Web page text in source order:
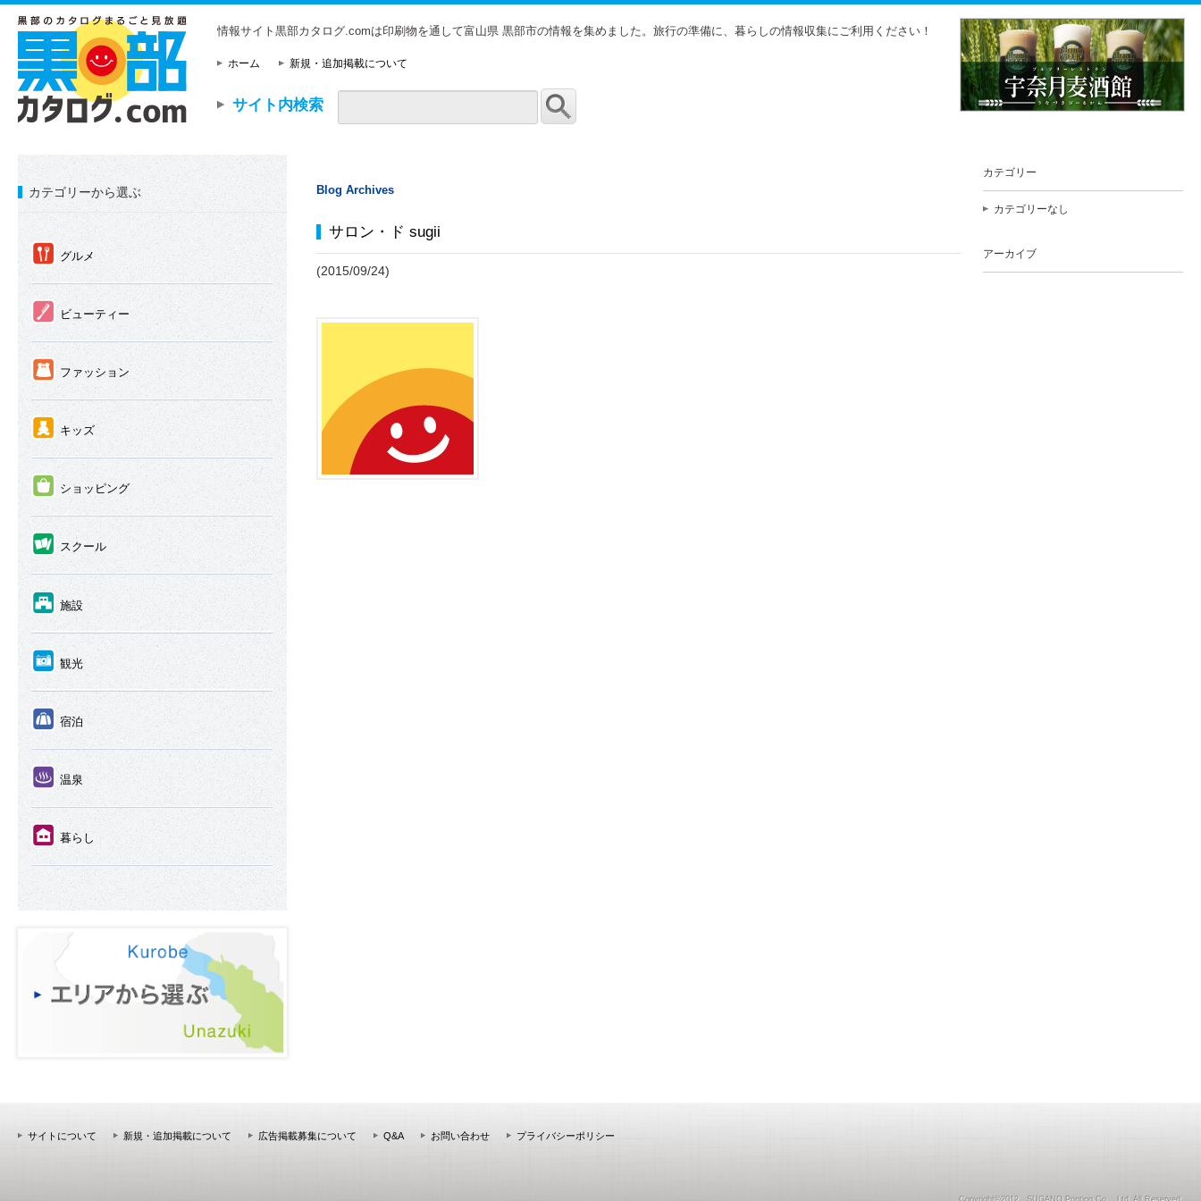
情報サイト黒部カタログ.comは印刷物を通して富山県 黒部市の情報を集めました。旅行の準備に、暮らしの情報収集にご利用ください！
ホーム 新規・追加掲載について
サイト内検索
カテゴリーから選ぶ
① グルメ
② ビューティー
③ ファッション
④ キッズ
⑤ ショッピング
⑥ スクール
⑦ 施設
⑧ 観光
⑨ 宿泊
⑩ 温泉
⑪ 暮らし
Blog Archives
サロン・ド sugii
(2015/09/24)
カテゴリー
カテゴリーなし
アーカイブ
サイトについて 新規・追加掲載について 広告掲載募集について Q&A お問い合わせ プライバシーポリシー